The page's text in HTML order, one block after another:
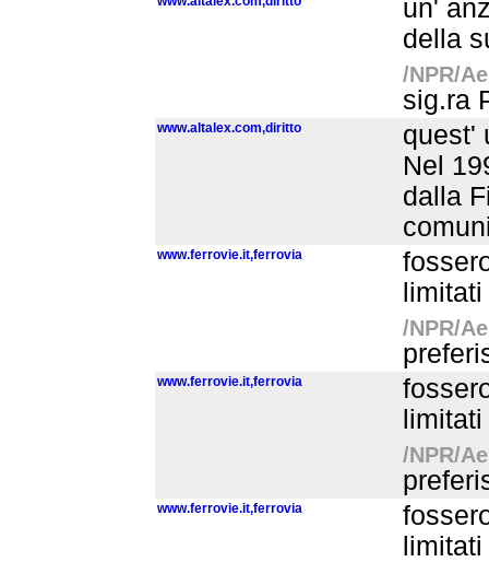
un'
della
/NPR/
sig.ra
www.altalex.com,diritto
quest'
Nel
dalla
www.ferrovie.it,ferrovia
/NPR/
www.ferrovie.it,ferrovia
/NPR/
www.ferrovie.it,ferrovia